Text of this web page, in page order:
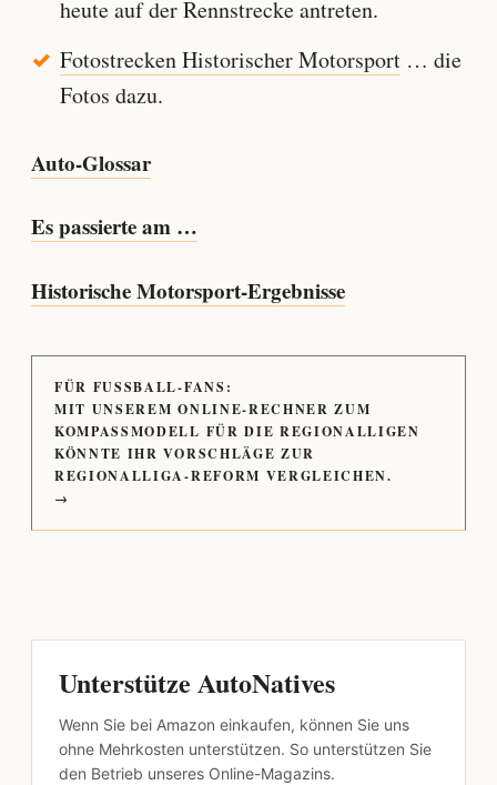
heute auf der Rennstrecke antreten.
Fotostrecken Historischer Motorsport… die
Fotos dazu.
Auto-Glossar
Es passierte am …
Historische Motorsport-Ergebnisse
FÜR FUSSBALL-FANS:
MIT UNSEREM ONLINE-RECHNER ZUM
KOMPASSMODELL FÜR DIE REGIONALLIGEN
KÖNNTE IHR VORSCHLÄGE ZUR
REGIONALLIGA-REFORM VERGLEICHEN.
→
Unterstütze AutoNatives
Wenn Sie bei Amazon einkaufen, können Sie uns
ohne Mehrkosten unterstützen. So unterstützen Sie
den Betrieb unseres Online-Magazins.